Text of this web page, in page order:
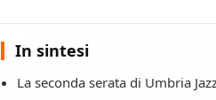
In sintesi
La seconda serata di Umbria